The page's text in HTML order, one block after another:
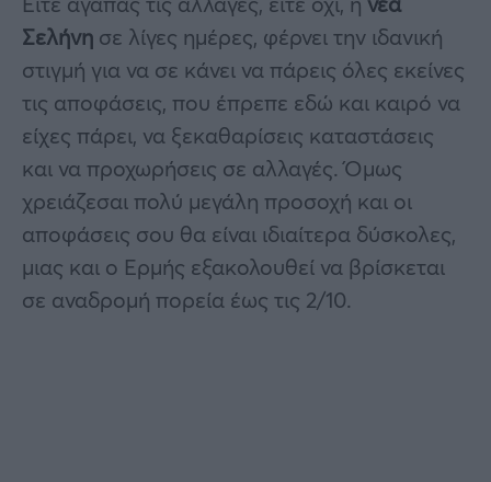
Σελήνη σε λίγες ημέρες, φέρνει την ιδανική
στιγμή για να σε κάνει να πάρεις όλες εκείνες
τις αποφάσεις, που έπρεπε εδώ και καιρό να
είχες πάρει, να ξεκαθαρίσεις καταστάσεις
και να προχωρήσεις σε αλλαγές. Όμως
χρειάζεσαι πολύ μεγάλη προσοχή και οι
αποφάσεις σου θα είναι ιδιαίτερα δύσκολες,
μιας και ο Ερμής εξακολουθεί να βρίσκεται
σε αναδρομή πορεία έως τις 2/10.